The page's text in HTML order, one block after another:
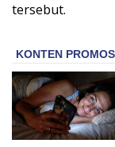
tersebut.